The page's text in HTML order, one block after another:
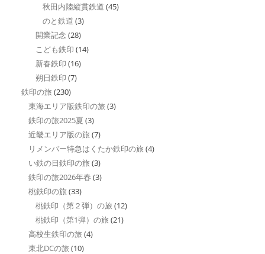
秋田内陸縦貫鉄道 (45)
のと鉄道 (3)
開業記念 (28)
こども鉄印 (14)
新春鉄印 (16)
朔日鉄印 (7)
鉄印の旅 (230)
東海エリア版鉄印の旅 (3)
鉄印の旅2025夏 (3)
近畿エリア版の旅 (7)
リメンバー特急はくたか鉄印の旅 (4)
い鉄の日鉄印の旅 (3)
鉄印の旅2026年春 (3)
桃鉄印の旅 (33)
桃鉄印（第２弾）の旅 (12)
桃鉄印（第1弾）の旅 (21)
高校生鉄印の旅 (4)
東北DCの旅 (10)